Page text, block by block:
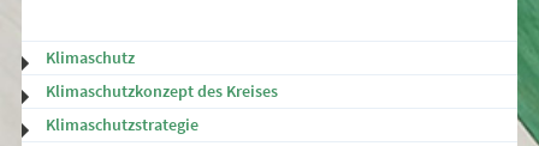
Klimaschutz
Klimaschutzkonzept des Kreises
Klimaschutzstrategie